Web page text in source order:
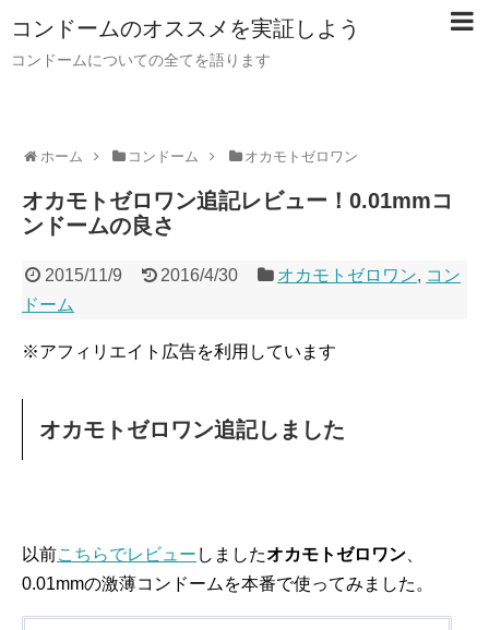
コンドームのオススメを実証しよう
コンドームについての全てを語ります
ホーム コンドーム オカモトゼロワン
オカモトゼロワン追記レビュー！0.01mmコ
ンドームの良さ
2015/11/9 2016/4/30 オカモトゼロワン, コン
ドーム
※アフィリエイト広告を利用しています
オカモトゼロワン追記しました
以前こちらでレビュー しましたオカモトゼロワン
0.01mmの激薄コンドームを本番で使ってみました。